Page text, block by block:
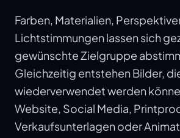
Farben, Materialien,
Lichtstimmungen lassen sich
gewünschte Zielgruppe
Gleichzeitig entstehen Bilder,
wiederverwendet werden
Website, Social Media,
Verkaufsunterlagen oder